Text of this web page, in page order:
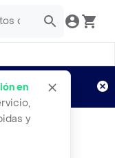
en
y
Aplican TyC